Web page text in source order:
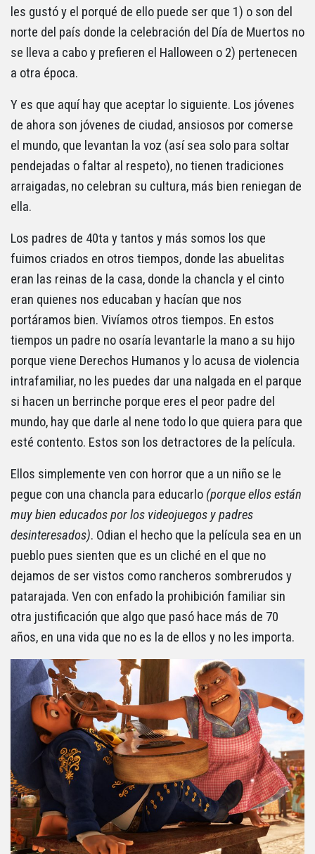
les gustó y el porqué de ello puede ser que 1) o son del
norte del país donde la celebración del Día de Muertos no
se lleva a cabo y prefieren el Halloween o 2) pertenecen
a otra época.
Y es que aquí hay que aceptar lo siguiente. Los jóvenes
de ahora son jóvenes de ciudad, ansiosos por comerse
el mundo, que levantan la voz (así sea solo para soltar
pendejadas o faltar al respeto), no tienen tradiciones
arraigadas, no celebran su cultura, más bien reniegan de
ella.
Los padres de 40ta y tantos y más somos los que
fuimos criados en otros tiempos, donde las abuelitas
eran las reinas de la casa, donde la chancla y el cinto
eran quienes nos educaban y hacían que nos
portáramos bien. Vivíamos otros tiempos. En estos
tiempos un padre no osaría levantarle la mano a su hijo
porque viene Derechos Humanos y lo acusa de violencia
intrafamiliar, no les puedes dar una nalgada en el parque
si hacen un berrinche porque eres el peor padre del
mundo, hay que darle al nene todo lo que quiera para que
esté contento. Estos son los detractores de la película.
Ellos simplemente ven con horror que a un niño se le
pegue con una chancla para educarlo (porque ellos están
muy bien educados por los videojuegos y padres
desinteresados). Odian el hecho que la película sea en un
pueblo pues sienten que es un cliché en el que no
dejamos de ser vistos como rancheros sombrerudos y
patarajada. Ven con enfado la prohibición familiar sin
otra justificación que algo que pasó hace más de 70
años, en una vida que no es la de ellos y no les importa.